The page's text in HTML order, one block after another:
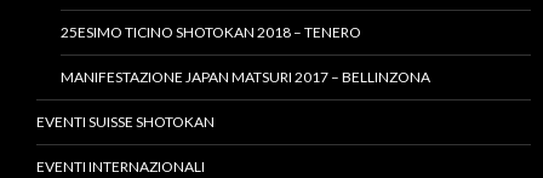
25ESIMO TICINO SHOTOKAN 2018 – TENERO
MANIFESTAZIONE JAPAN MATSURI 2017 – BELLINZONA
EVENTI SUISSE SHOTOKAN
EVENTI INTERNAZIONALI